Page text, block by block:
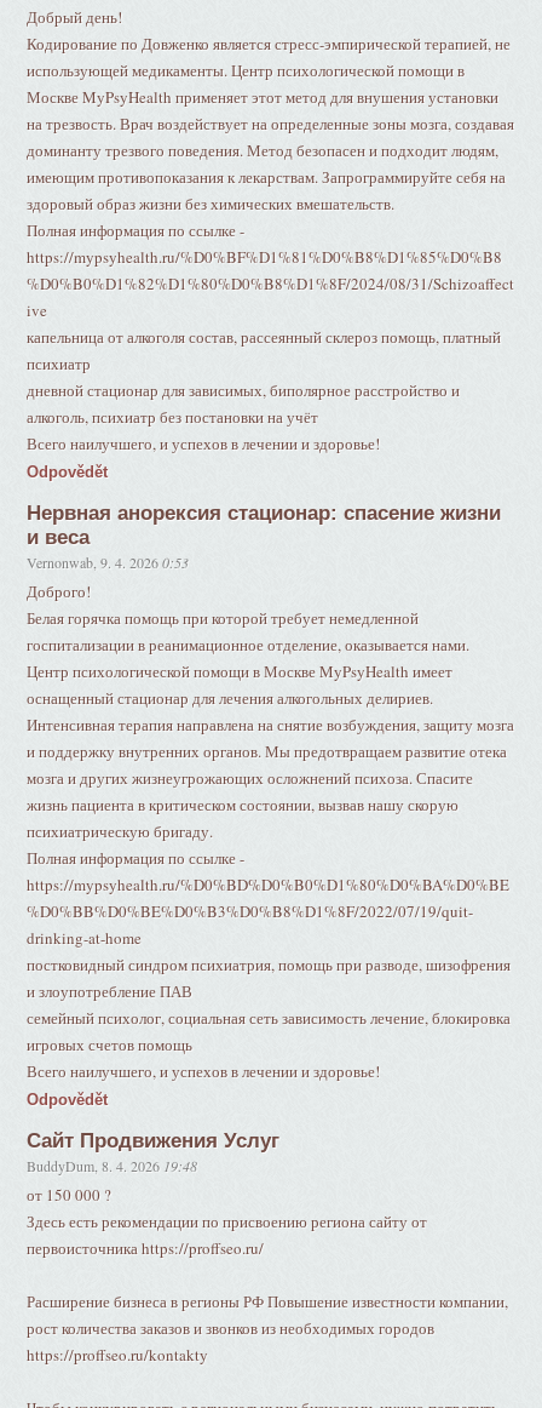
Добрый день!
Кодирование по Довженко является стресс-эмпирической терапией, не
использующей медикаменты. Центр психологической помощи в
Москве MyPsyHealth применяет этот метод для внушения установки
на трезвость. Врач воздействует на определенные зоны мозга, создавая
доминанту трезвого поведения. Метод безопасен и подходит людям,
имеющим противопоказания к лекарствам. Запрограммируйте себя на
здоровый образ жизни без химических вмешательств.
Полная информация по ссылке -
https://mypsyhealth.ru/%D0%BF%D1%81%D0%B8%D1%85%D0%B8
%D0%B0%D1%82%D1%80%D0%B8%D1%8F/2024/08/31/Schizoaffect
ive
капельница от алкоголя состав, рассеянный склероз помощь, платный
психиатр
дневной стационар для зависимых, биполярное расстройство и
алкоголь, психиатр без постановки на учёт
Всего наилучшего, и успехов в лечении и здоровье!
Odpovědět
Нервная анорексия стационар: спасение жизни
и веса
Vernonwab ,9. 4. 2026 0:53
Доброго!
Белая горячка помощь при которой требует немедленной
госпитализации в реанимационное отделение, оказывается нами.
Центр психологической помощи в Москве MyPsyHealth имеет
оснащенный стационар для лечения алкогольных делириев.
Интенсивная терапия направлена на снятие возбуждения, защиту мозга
и поддержку внутренних органов. Мы предотвращаем развитие отека
мозга и других жизнеугрожающих осложнений психоза. Спасите
жизнь пациента в критическом состоянии, вызвав нашу скорую
психиатрическую бригаду.
Полная информация по ссылке -
https://mypsyhealth.ru/%D0%BD%D0%B0%D1%80%D0%BA%D0%BE
%D0%BB%D0%BE%D0%B3%D0%B8%D1%8F/2022/07/19/quit-
drinking-at-home
постковидный синдром психиатрия, помощь при разводе, шизофрения
и злоупотребление ПАВ
семейный психолог, социальная сеть зависимость лечение, блокировка
игровых счетов помощь
Всего наилучшего, и успехов в лечении и здоровье!
Odpovědět
Сайт Продвижения Услуг
BuddyDum ,8. 4. 2026 19:48
от 150 000 ?
Здесь есть рекомендации по присвоению региона сайту от
первоисточника https://proffseo.ru/
Расширение бизнеса в регионы РФ Повышение известности компании,
рост количества заказов и звонков из необходимых городов
https://proffseo.ru/kontakty